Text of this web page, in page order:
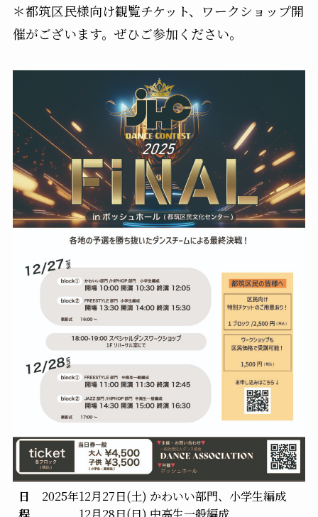
＊都筑区民様向け観覧チケット、ワークショップ開
催がございます。ぜひご参加ください。
日
程
2025年12月27日(土) かわいい部門、小学生編成
12月28日(日) 中高生一般編成